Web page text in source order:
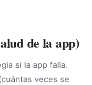
de la app)
si la app falla.
veces se